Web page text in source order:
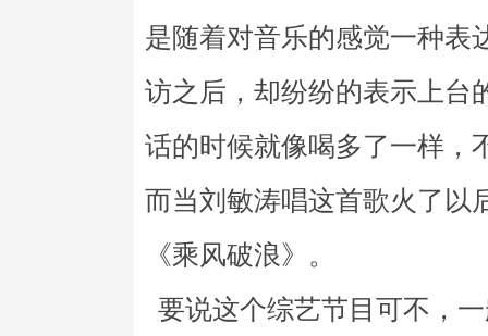
是随着对音乐的感觉一种表
访之后，却纷纷的表示上台
话的时候就像喝多了一样，
而当刘敏涛唱这首歌火了以
《乘风破浪》。
要说这个综艺节目可不，